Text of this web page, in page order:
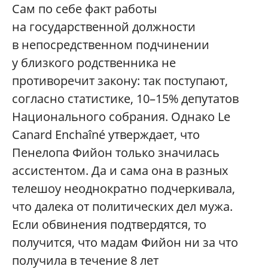
Сам по себе факт работы
на государственной должности
в непосредственном подчинении
у близкого родственника не
противоречит закону: так поступают,
согласно статистике, 10–15% депутатов
Национального собрания. Однако Le
Canard Enchaîné утверждает, что
Пенелопа Фийон только значилась
ассистентом. Да и сама она в разных
телешоу неоднократно подчеркивала,
что далека от политических дел мужа.
Если обвинения подтвердятся, то
получится, что мадам Фийон ни за что
получила в течение 8 лет